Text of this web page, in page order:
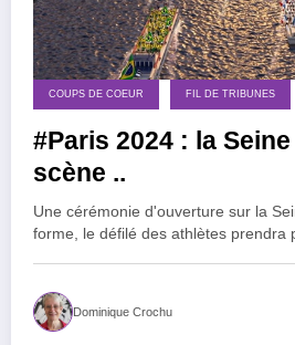
COUPS DE COEUR FIL DE TRIBUNES
#Paris 2024 : la
scène ..
Une cérémonie d'ouverture sur la
forme, le défilé des athlètes prendra
Dominique Crochu